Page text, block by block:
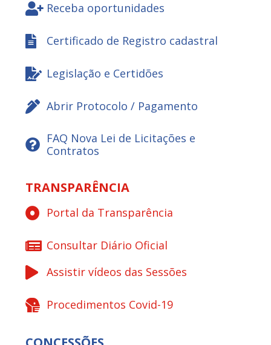
Receba oportunidades
Certificado de Registro cadastral
Legislação e Certidões
Abrir Protocolo / Pagamento
FAQ Nova Lei de Licitações e
Contratos
TRANSPARÊNCIA
Portal da Transparência
Consultar Diário Oficial
Assistir vídeos das Sessões
Procedimentos Covid-19